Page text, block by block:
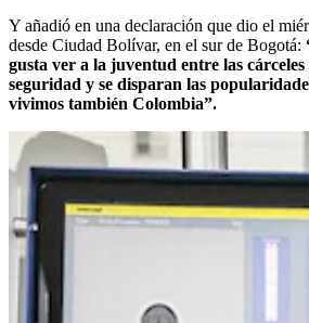
Y añadió en una declaración que dio el
desde Ciudad Bolívar, en el sur de Bogotá:
gusta ver a la juventud entre las cárceles
seguridad y se disparan las
vivimos también Colombia”.